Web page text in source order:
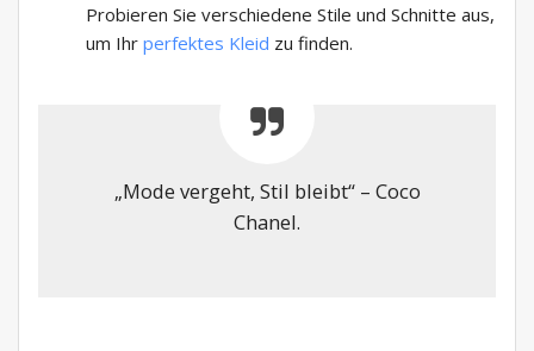
Probieren Sie verschiedene Stile und Schnitte aus,
um Ihr perfektes Kleid zu finden.
„Mode vergeht, Stil bleibt“ – Coco
Chanel.